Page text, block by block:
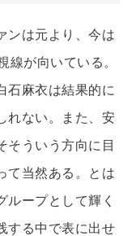
ンは元より、今は
線が向いている。
石麻衣は結果的に
れない。また、安
そういう方向に目
て当然ある。とは
ループとして輝く
する中で表に出せ